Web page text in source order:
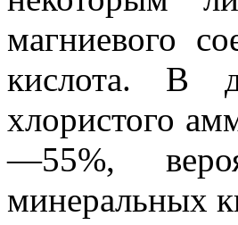
магниевого
кислота. В
хлористого
—55%,
минеральных